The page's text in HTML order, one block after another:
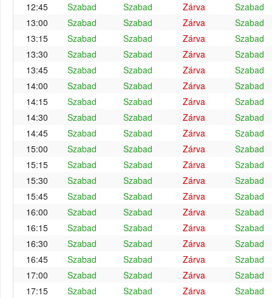
12:45
Szabad Szabad Zárva
Szabad
13:00
Szabad Szabad Zárva
Szabad
13:15
Szabad Szabad Zárva
Szabad
13:30
Szabad Szabad Zárva
Szabad
13:45
Szabad Szabad Zárva
Szabad
14:00
Szabad Szabad Zárva
Szabad
14:15
Szabad Szabad Zárva
Szabad
14:30
Szabad Szabad Zárva
Szabad
14:45
Szabad Szabad Zárva
Szabad
15:00
Szabad Szabad Zárva
Szabad
15:15
Szabad Szabad Zárva
Szabad
15:30
Szabad Szabad Zárva
Szabad
15:45
Szabad Szabad Zárva
Szabad
16:00
Szabad Szabad Zárva
Szabad
16:15
Szabad Szabad Zárva
Szabad
16:30
Szabad Szabad Zárva
Szabad
16:45
Szabad Szabad Zárva
Szabad
17:00
Szabad Szabad Zárva
Szabad
17:15
Szabad Szabad Zárva
Szabad